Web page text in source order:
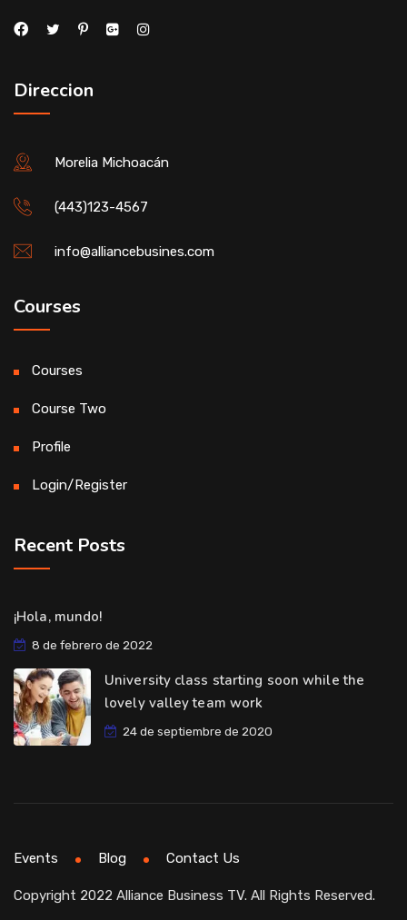
Direccion
Morelia Michoacán
(443)123-4567
info@alliancebusines.com
Courses
Courses
Course Two
Profile
Login/Register
Recent Posts
¡Hola, mundo!
8 de febrero de 2022
University class starting soon while the
lovely valley team work
24 de septiembre de 2020
Copyright 2022 Alliance Business TV. All Rights Reserved.
Events Blog Contact Us